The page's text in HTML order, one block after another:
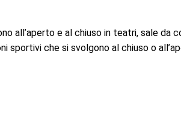
all’aperto e al chiuso in teatri, sale da
sportivi che si svolgono al chiuso o